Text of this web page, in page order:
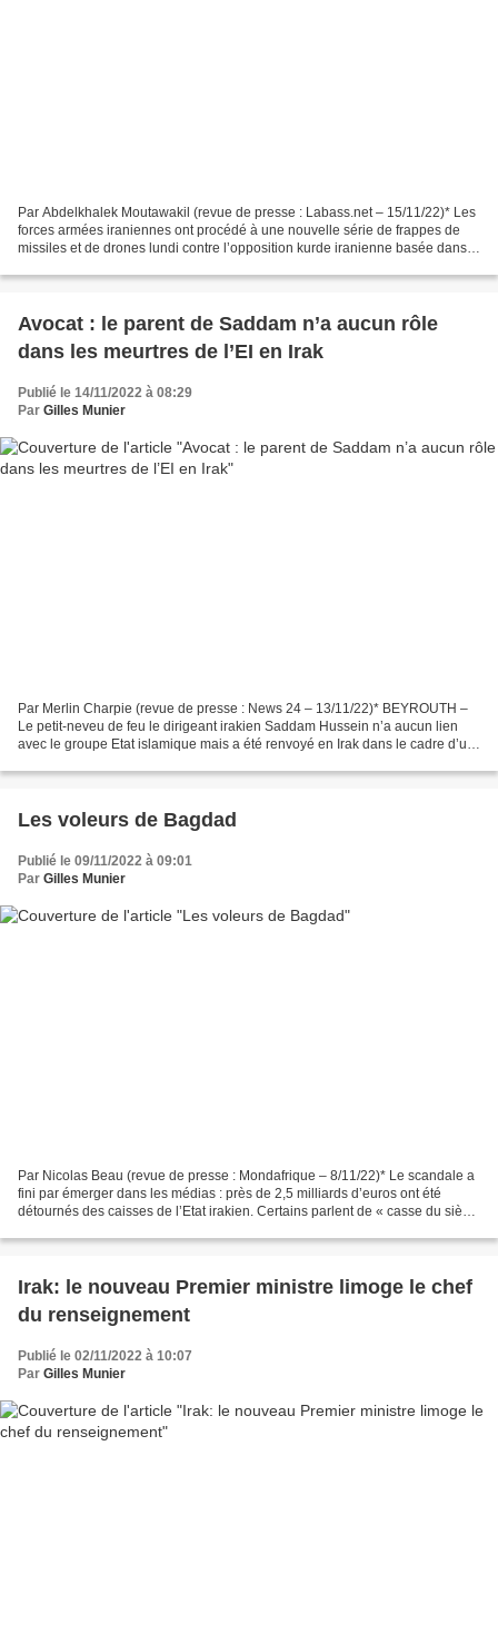
Par Abdelkhalek Moutawakil (revue de presse : Labass.net – 15/11/22)* Les
forces armées iraniennes ont procédé à une nouvelle série de frappes de
missiles et de drones lundi contre l’opposition kurde iranienne basée dans
Avocat : le parent de Saddam n’a aucun rôle
dans les meurtres de l’EI en Irak
Publié le 14/11/2022 à 08:29
Par Gilles Munier
Par Merlin Charpie (revue de presse : News 24 – 13/11/22)* BEYROUTH –
Le petit-neveu de feu le dirigeant irakien Saddam Hussein n’a aucun lien
avec le groupe Etat islamique mais a été renvoyé en Irak dans le cadre d’un
Les voleurs de Bagdad
Publié le 09/11/2022 à 09:01
Par Gilles Munier
Par Nicolas Beau (revue de presse : Mondafrique – 8/11/22)* Le scandale a
fini par émerger dans les médias : près de 2,5 milliards d’euros ont été
détournés des caisses de l’Etat irakien. Certains parlent de « casse du siècle
Irak: le nouveau Premier ministre limoge le chef
du renseignement
Publié le 02/11/2022 à 10:07
Par Gilles Munier